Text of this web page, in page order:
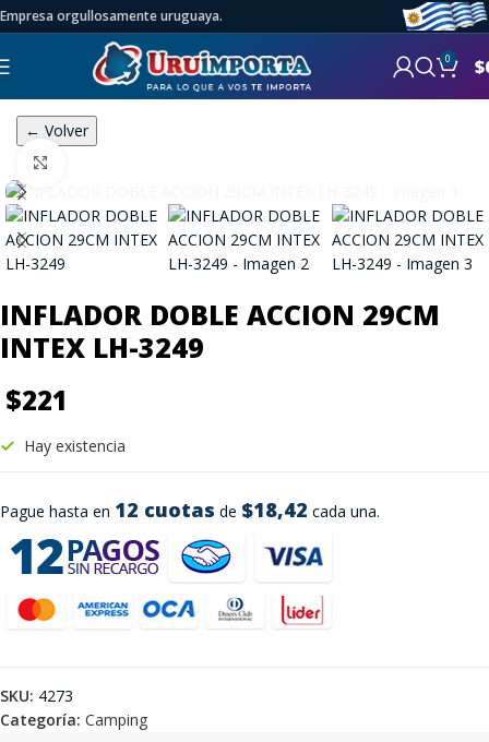
Empresa orgullosamente uruguaya.
0 $
← Volver
INFLADOR DOBLE ACCION 29CM
INTEX LH-3249
$221
Pague hasta en 12 cuotas de $18,42 cada una.
Hay existencia
SKU: 4273
Categoría: Camping